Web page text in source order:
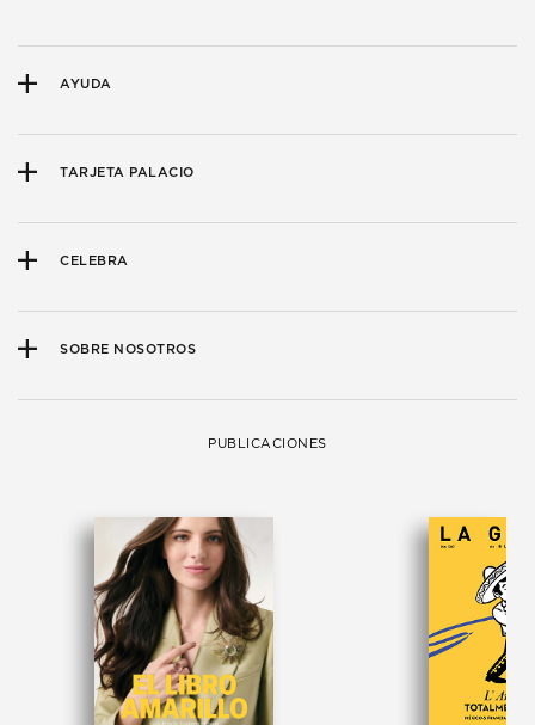
AYUDA
TARJETA PALACIO
CELEBRA
SOBRE NOSOTROS
PUBLICACIONES